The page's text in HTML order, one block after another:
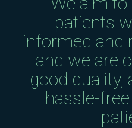
patients
informed and
and we are
good quality,
hassle-